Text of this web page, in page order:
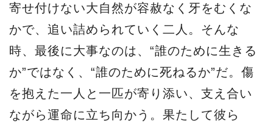
寄せ付けない大自然が容赦なく牙をむくな
かで、追い詰められていく二人。そんな
時、最後に大事なのは、“誰のために生きる
か”ではなく、“誰のために死ねるか”だ。傷
を抱えた一人と一匹が寄り添い、支え合い
ながら運命に立ち向かう。果たして彼ら